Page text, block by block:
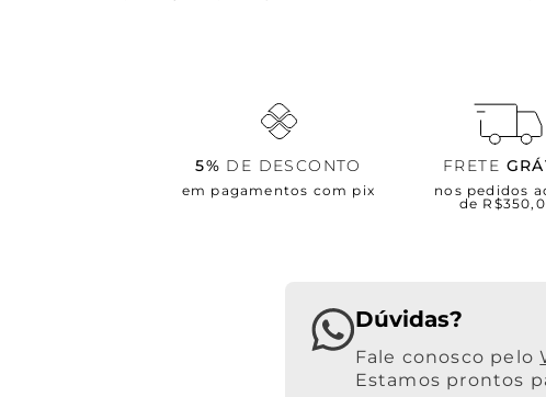
5% DE DESCONTO
em pagamentos com pix
FRETE
nos pedidos
de
Dúvidas?
Estamos prontos